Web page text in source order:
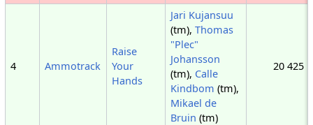
4 Ammotrack
Raise
Your
Hands
Jari Kujansuu
(tm),Thomas
"Plec"
Johansson
(tm), Calle
Kindbom (tm),
Mikael de
Bruin (tm)
20 425